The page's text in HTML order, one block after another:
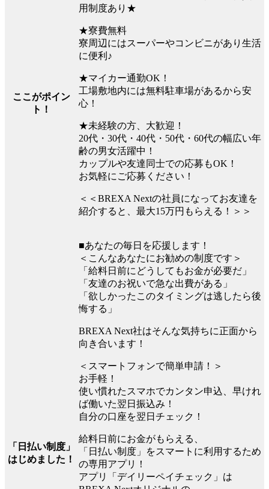
ここがポイン
ト！
用制度あり★
★寮費無料
寮周辺にはスーパーやコンビニがあり生活
に便利♪
★マイカー通勤OK！
工場敷地内には無料駐車場があるから安
心！
★未経験の方、大歓迎！
20代・30代・40代・50代・60代の幅広い年
齢の男女活躍中！
カップルや友達同士での応募もOK！
お気軽にご応募ください！
＜＜BREXA Nextの社員になってお友達を
紹介すると、最大15万円もらえる！＞＞
「日払い制度」
はじめました！
■あなたの毎日を応援します！
＜こんなあなたにお勧めの制度です＞
「給料日前にどうしてもお金が必要だ」
「友達のお祝いで急な出費がある」
「欲しかったこのタイミングは逃したら後
悔する」
BREXA Next社はそんな気持ちに正面から
向き合います！
＜スマートフォンで簡単申請！＞
お手軽！
使い慣れたスマホでカンタン申込、早けれ
ば働いた翌日振込み！
自分の口座を翌日チェック！
給料日前にお金がもらえる、
「日払い制度」をスマートに利用するため
の専用アプリ！
アプリ「デイリーペイチェック」は